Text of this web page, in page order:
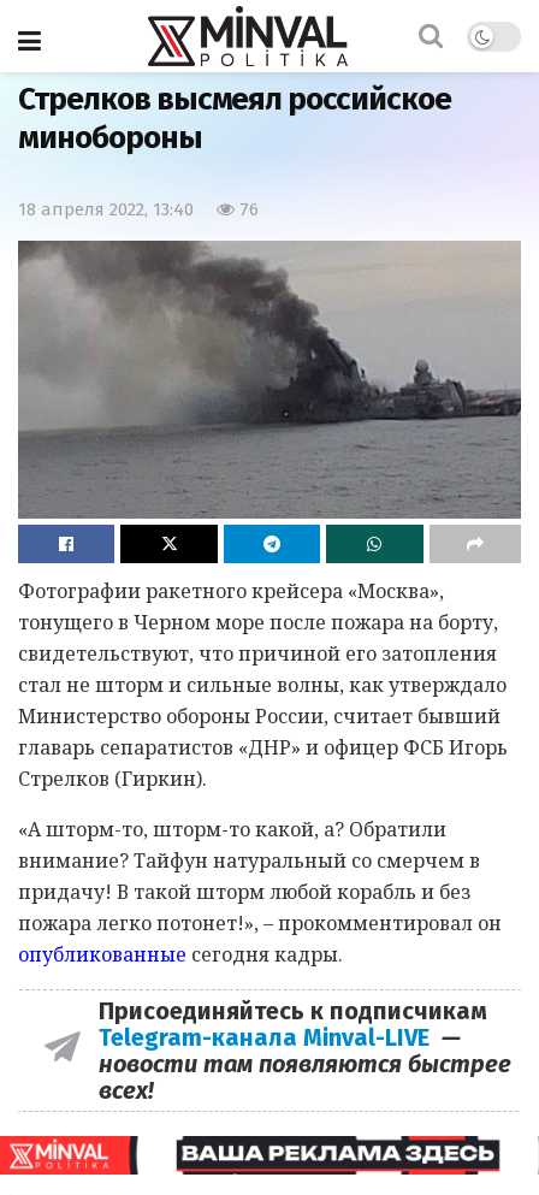
Главная
Стрелков высмеял российское
минобороны
18 апреля 2022, 13:40 76
Фотографии ракетного крейсера «Москва»,
тонущего в Черном море после пожара на борту,
свидетельствуют, что причиной его затопления
стал не шторм и сильные волны, как утверждало
Министерство обороны России, считает бывший
главарь сепаратистов «ДНР» и офицер ФСБ Игорь
Стрелков (Гиркин).
«А шторм-то, шторм-то какой, а? Обратили
внимание? Тайфун натуральный со смерчем в
придачу! В такой шторм любой корабль и без
пожара легко потонет!», – прокомментировал он
опубликованные сегодня кадры.
Присоединяйтесь к подписчикам
Telegram-канала Minval-LIVE —
новости там появляются быстрее
всех!